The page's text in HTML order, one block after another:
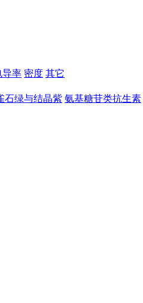
导率 密度 其它
石绿与结晶紫 氨基糖苷类抗生素